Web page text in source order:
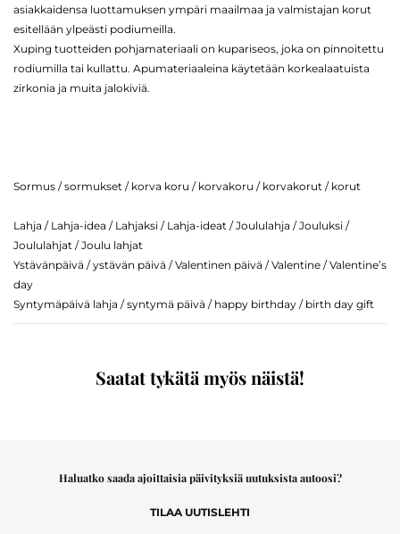
asiakkaidensa luottamuksen ympäri maailmaa ja valmistajan korut
esitellään ylpeästi podiumeilla.
Xuping tuotteiden pohjamateriaali on kupariseos, joka on pinnoitettu
rodiumilla tai kullattu. Apumateriaaleina käytetään korkealaatuista
zirkonia ja muita jalokiviä.
Sormus / sormukset / korva koru / korvakoru / korvakorut / korut
Lahja / Lahja-idea / Lahjaksi / Lahja-ideat / Joululahja / Jouluksi /
Joululahjat / Joulu lahjat
Ystävänpäivä / ystävän päivä / Valentinen päivä / Valentine / Valentine’s
day
Syntymäpäivä lahja / syntymä päivä / happy birthday / birth day gift
Saatat tykätä myös näistä!
Haluatko saada ajoittaisia päivityksiä uutuksista autoosi?
TILAA UUTISLEHTI